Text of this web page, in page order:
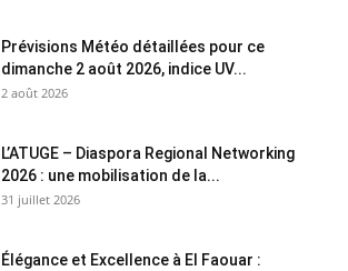
Prévisions Météo détaillées pour ce
dimanche 2 août 2026, indice UV...
2 août 2026
L’ATUGE – Diaspora Regional Networking
2026 : une mobilisation de la...
31 juillet 2026
Élégance et Excellence à El Faouar :